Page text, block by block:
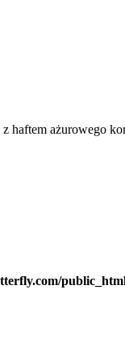
haftem ażurowego